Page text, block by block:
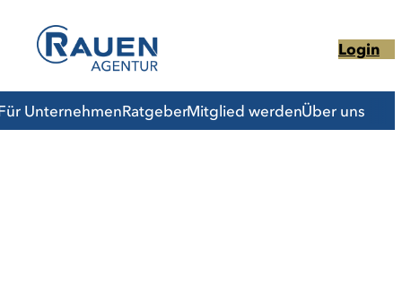
Login
UnternehmenRatgeberMitglied werdenÜber uns